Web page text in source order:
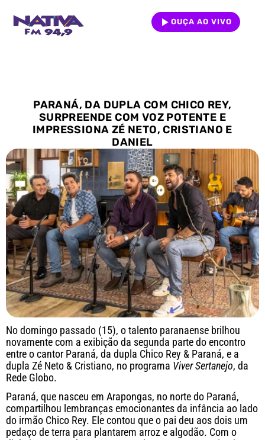
OUÇA AO VIVO
PARANÁ, DA DUPLA COM CHICO REY,
SURPREENDE COM VOZ POTENTE E
IMPRESSIONA ZÉ NETO, CRISTIANO E
DANIEL
No domingo passado (15), o talento paranaense brilhou
novamente com a exibição da segunda parte do encontro
entre o cantor Paraná, da dupla Chico Rey & Paraná, e a
dupla Zé Neto & Cristiano, no programa Viver Sertanejo, da
Rede Globo.
Paraná, que nasceu em Arapongas, no norte do Paraná,
compartilhou lembranças emocionantes da infância ao lado
do irmão Chico Rey. Ele contou que o pai deu aos dois um
pedaço de terra para plantarem arroz e algodão. Com o